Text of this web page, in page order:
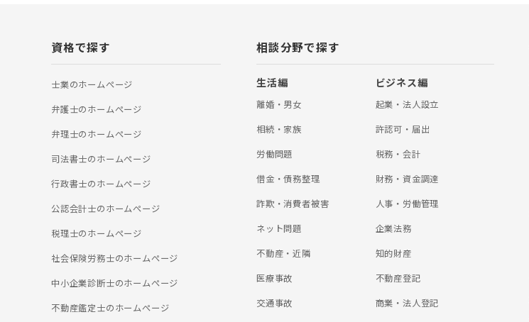
資格で探す
士業のホームぺージ
弁護士のホームぺージ
弁理士のホームぺージ
司法書士のホームぺージ
行政書士のホームぺージ
公認会計士のホームぺージ
税理士のホームぺージ
社会保険労務士のホームぺージ
中小企業診断士のホームぺージ
不動産鑑定士のホームぺージ
相談分野で探す
生活編
離婚・男女
相続・家族
労働問題
借金・債務整理
詐欺・消費者被害
ネット問題
不動産・近隣
医療事故
交通事故
ビジネス編
起業・法人設立
許認可・届出
税務・会計
財務・資金調達
人事・労働管理
企業法務
知的財産
不動産登記
商業・法人登記